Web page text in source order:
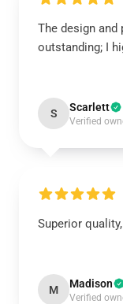
The design
outstanding; I
S Scarlett
Verified
Superior
M Madison
Verified